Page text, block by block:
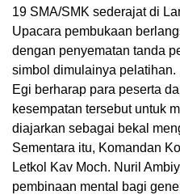
19 SMA/SMK sederajat di
Upacara pembukaan
dengan penyematan tanda
simbol dimulainya pelatihan.
Egi berharap para peserta
kesempatan tersebut untuk
diajarkan sebagai bekal
Sementara itu, Komandan
Letkol Kav Moch. Nuril
pembinaan mental bagi